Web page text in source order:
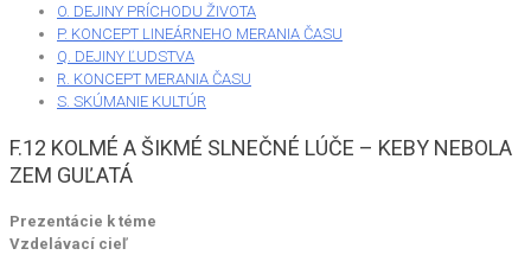
O. DEJINY PRÍCHODU ŽIVOTA
P. KONCEPT LINEÁRNEHO MERANIA ČASU
Q. DEJINY ĽUDSTVA
R. KONCEPT MERANIA ČASU
S. SKÚMANIE KULTÚR
F.12 KOLMÉ A ŠIKMÉ SLNEČNÉ LÚČE – KEBY NEBOLA
ZEM GUĽATÁ
Prezentácie k téme
Vzdelávací cieľ